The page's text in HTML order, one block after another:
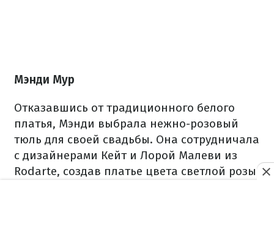
Мэнди Мур
Отказавшись от традиционного белого
платья, Мэнди выбрала нежно-розовый
тюль для своей свадьбы. Она сотрудничала
с дизайнерами Кейт и Лорой Малеви из
Rodarte, создав платье цвета светлой розы